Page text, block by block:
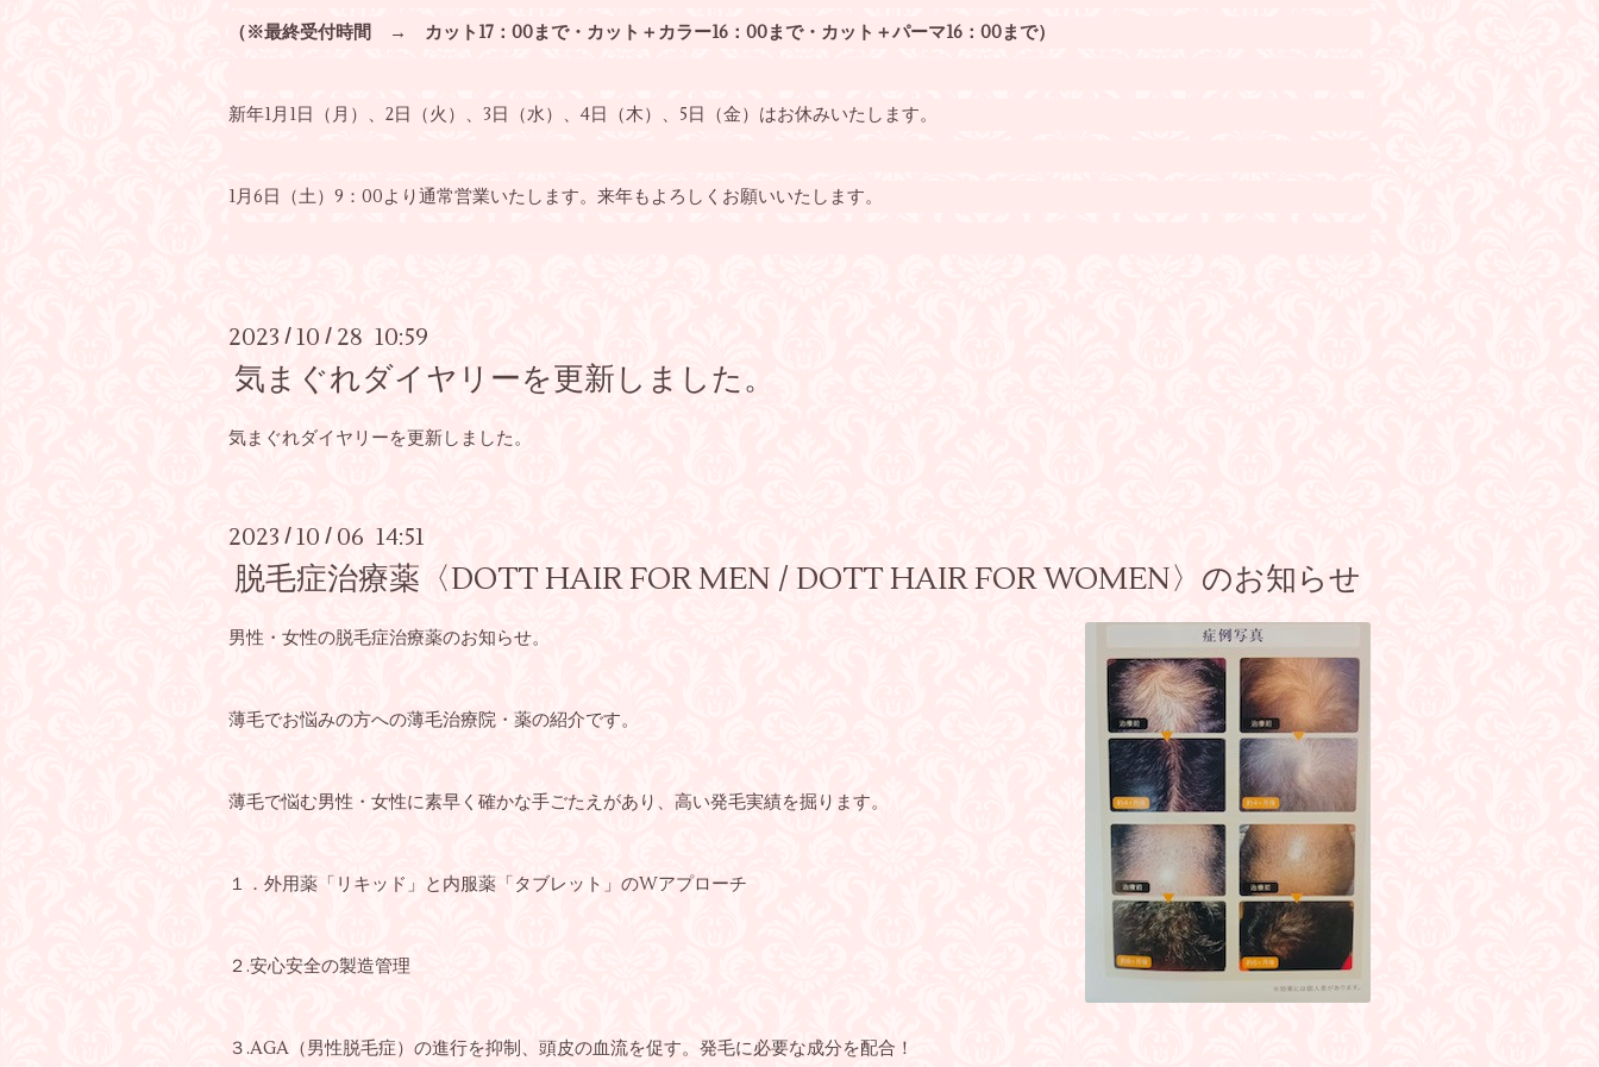
（※最終受付時間 → カット17：00まで・カット＋カラー16：00まで・カット＋パーマ16：00まで）
新年1月1日（月）、2日（火）、3日（水）、4日（木）、5日（金）はお休みいたします。
1月6日（土）9：00より通常営業いたします。来年もよろしくお願いいたします。
2023 / 10 / 28 10:59
気まぐれダイヤリーを更新しました。
気まぐれダイヤリーを更新しました。
2023 / 10 / 06 14:51
脱毛症治療薬〈DOTT HAIR FOR MEN / DOTT HAIR FOR WOMEN〉のお知らせ
男性・女性の脱毛症治療薬のお知らせ。
薄毛でお悩みの方への薄毛治療院・薬の紹介です。
薄毛で悩む男性・女性に素早く確かな手ごたえがあり、高い発毛実績を掘ります。
１．外用薬「リキッド」と内服薬「タブレット」のWアプローチ
２.安心安全の製造管理
３.AGA（男性脱毛症）の進行を抑制、頭皮の血流を促す。発毛に必要な成分を配合！